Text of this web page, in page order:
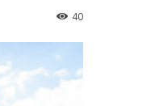
40